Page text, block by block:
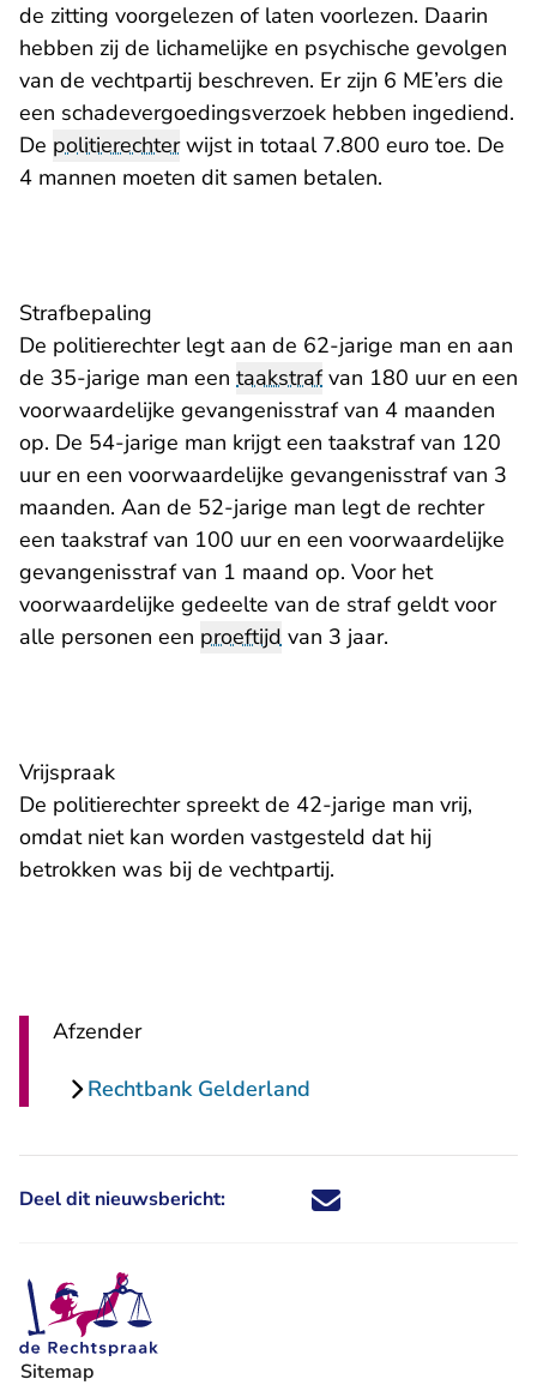
de zitting voorgelezen of laten voorlezen. Daarin
hebben zij de lichamelijke en psychische gevolgen
van de vechtpartij beschreven. Er zijn 6 ME’ers die
een schadevergoedingsverzoek hebben ingediend.
De politierechterwijst in totaal 7.800 euro toe. De
4 mannen moeten dit samen betalen.
Strafbepaling
De politierechter legt aan de 62-jarige man en aan
de 35-jarige man een taakstrafvan 180 uur en een
voorwaardelijke gevangenisstraf van 4 maanden
op. De 54-jarige man krijgt een taakstraf van 120
uur en een voorwaardelijke gevangenisstraf van 3
maanden. Aan de 52-jarige man legt de rechter
een taakstraf van 100 uur en een voorwaardelijke
gevangenisstraf van 1 maand op. Voor het
voorwaardelijke gedeelte van de straf geldt voor
alle personen een proeftijd van 3 jaar.
Vrijspraak
De politierechter spreekt de 42-jarige man vrij,
omdat niet kan worden vastgesteld dat hij
betrokken was bij de vechtpartij.
Afzender
Rechtbank Gelderland
Deel dit nieuwsbericht: Deel dit nieuwsbericht via X -
Deel dit nieuwsbericht via
Deel dit nieuwsbericht
Deel dit
Sitemap